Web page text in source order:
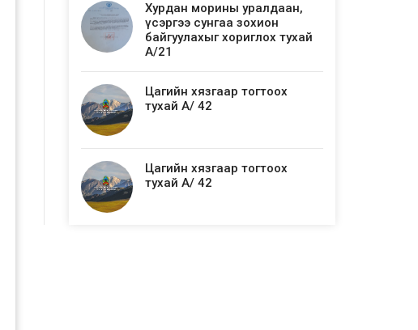
Хурдан морины уралдаан,
үсэргээ сунгаа зохион
байгуулахыг хориглох тухай
А/21
Цагийн хязгаар тогтоох
тухай А/ 42
Цагийн хязгаар тогтоох
тухай А/ 42